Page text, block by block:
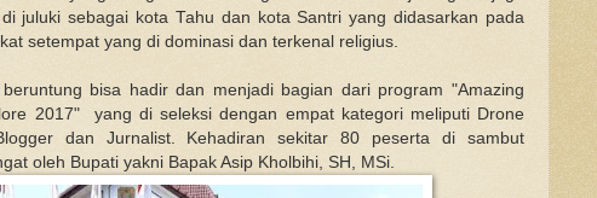
juluki sebagai kota Tahu dan kota Santri yang didasarkan pada
setempat yang di dominasi dan terkenal religius.
bisa hadir dan menjadi bagian dari program "Amazing
2017" yang di seleksi dengan empat kategori meliputi Drone
dan Jurnalist. Kehadiran sekitar 80 peserta di sambut
oleh Bupati yakni Bapak Asip Kholbihi, SH, MSi.